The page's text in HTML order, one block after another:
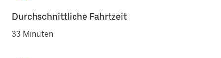
Durchschnittliche Fahrtzeit
33 Minuten